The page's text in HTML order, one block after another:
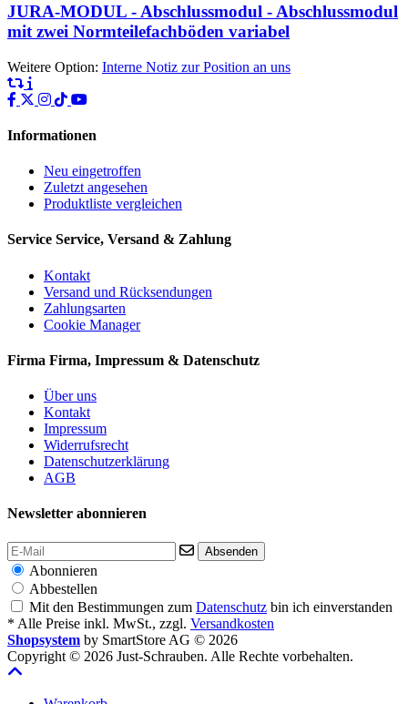
JURA-MODUL - Abschlussmodul - Abschlussmodul
mit zwei Normteilefachböden variabel
Weitere Option: Interne Notiz zur Position an uns
Informationen
Neu eingetroffen
Zuletzt angesehen
Produktliste vergleichen
Service Service, Versand & Zahlung
Kontakt
Versand und Rücksendungen
Zahlungsarten
Cookie Manager
Firma Firma, Impressum & Datenschutz
Über uns
Kontakt
Impressum
Widerrufsrecht
Datenschutzerklärung
AGB
Newsletter abonnieren
Absenden
Abonnieren
Abbestellen
Mit den Bestimmungen zum Datenschutz bin ich einverstanden
* Alle Preise inkl. MwSt., zzgl. Versandkosten
Shopsystem by SmartStore AG © 2026
Copyright © 2026 Just-Schrauben. Alle Rechte vorbehalten.